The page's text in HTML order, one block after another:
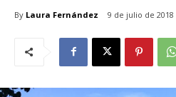
By Laura Fernández 9 de julio de 2018